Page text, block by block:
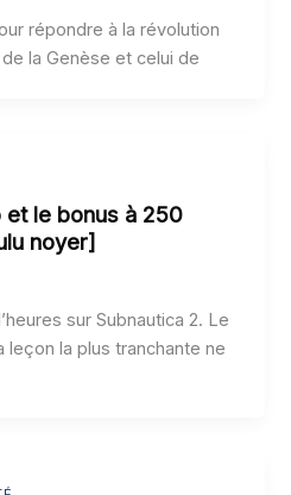
répondre à la révolution
la Genèse et celui de
et le bonus à 250
noyer]
sur Subnautica 2. Le
leçon la plus tranchante ne